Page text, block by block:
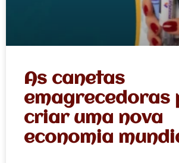
As canetas
emagrecedoras
criar uma nova
economia